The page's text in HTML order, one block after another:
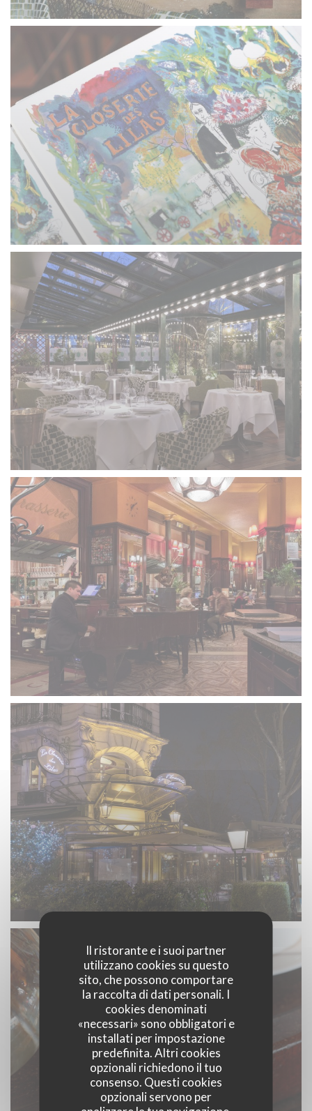
Il ristorante e i suoi partner
utilizzano cookies su questo
sito, che possono comportare
la raccolta di dati personali. I
cookies denominati
«necessari» sono obbligatori e
installati per impostazione
predefinita. Altri cookies
opzionali richiedono il tuo
consenso. Questi cookies
opzionali servono per